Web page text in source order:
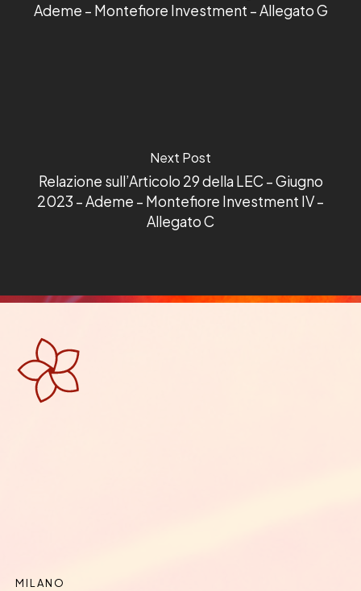
Ademe – Montefiore Investment – Allegato G
Next Post
Relazione sull’Articolo 29 della LEC – Giugno
2023 – Ademe – Montefiore Investment IV –
Allegato C
MILANO